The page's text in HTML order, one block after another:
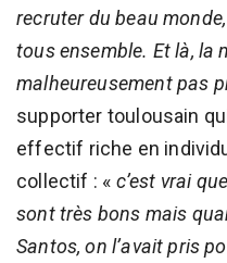
recruter du beau
tous ensemble. Et là, la
malheureusement pas
supporter toulousain
effectif riche en
collectif : « c’est vrai
sont très bons mais
Santos, on l’avait pris